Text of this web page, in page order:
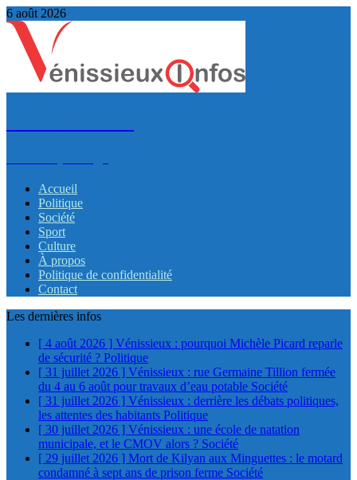
6 août 2026
Accueil
Politique
Société
Sport
Culture
À propos
Politique de confidentialité
Contact
Les dernières infos
[ 4 août 2026 ] Vénissieux : pourquoi Michèle Picard reparle
de sécurité ? Politique
[ 31 juillet 2026 ] Vénissieux : rue Germaine Tillion fermée
du 4 au 6 août pour travaux d’eau potable Société
[ 31 juillet 2026 ] Vénissieux : derrière les débats politiques,
les attentes des habitants Politique
[ 30 juillet 2026 ] Vénissieux : une école de natation
municipale, et le CMOV alors ? Société
[ 29 juillet 2026 ] Mort de Kilyan aux Minguettes : le motard
condamné à sept ans de prison ferme Société